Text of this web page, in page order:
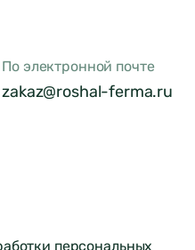
По электронной почте
zakaz@roshal-ferma.ru
персональных